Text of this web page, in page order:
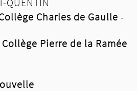
Charles de Gaulle -
Collège Pierre de la Ramée